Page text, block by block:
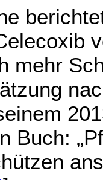
mehr
Buch: